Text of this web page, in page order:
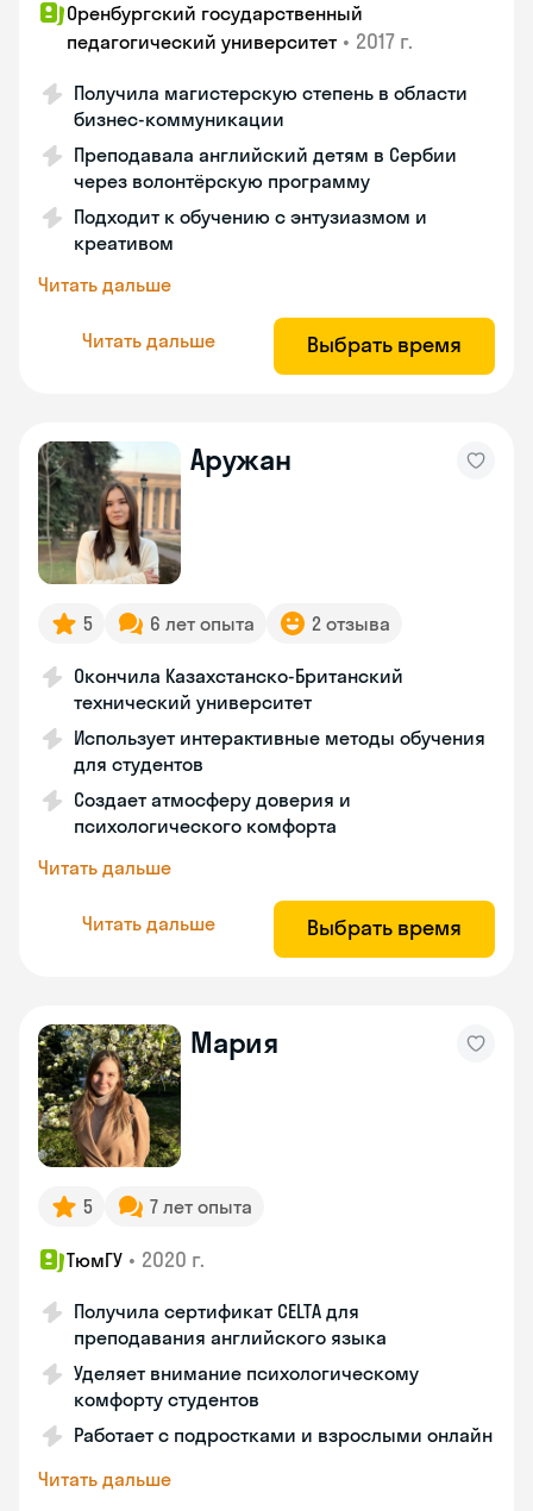
Оренбургский государственный
педагогический университет • 2017 г.
Получила магистерскую степень в области
бизнес-коммуникации
Преподавала английский детям в Сербии
через волонтёрскую программу
Подходит к обучению с энтузиазмом и
креативом
Читать дальше
Читать дальше Выбрать время
Аружан
5 6 лет опыта 2 отзыва
Окончила Казахстанско-Британский
технический университет
Использует интерактивные методы обучения
для студентов
Создает атмосферу доверия и
психологического комфорта
Читать дальше
Читать дальше Выбрать время
Мария
5 7 лет опыта
ТюмГУ • 2020 г.
Получила сертификат CELTA для
преподавания английского языка
Уделяет внимание психологическому
комфорту студентов
Работает с подростками и взрослыми онлайн
Читать дальше